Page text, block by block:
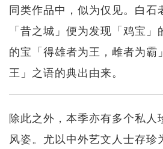
同类作品中，似为仅见。白石
「昔之城」便为发现「鸡宝
的宝「得雄者为王，雌者为霸
王」之语的典出由来。
除此之外，本季亦有多个私人
风姿。尤以中外艺文人士存珍